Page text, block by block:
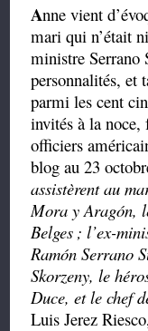
Anne vient
mari qui n’était
ministre Serrano
personnalités, et
parmi les cent
invités à la
officiers
blog au 23
assistèrent au
Mora y Aragón,
Belges ; l’ex-
Ramón Serrano
Skorzeny, le
Duce, et le chef
Luis Jerez